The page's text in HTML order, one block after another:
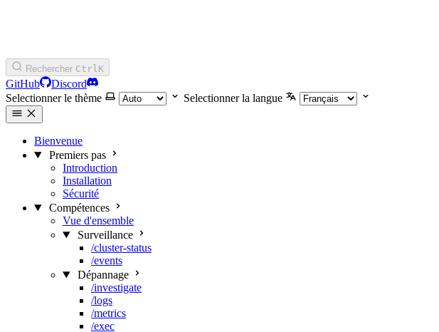
Rechercher CtrlK
GitHub
Discord
Selectionner le thème
Selectionner la langue
Bienvenue
Premiers pas
Introduction
Installation
Sécurité
Compétences
Vue d'ensemble
Surveillance
/cluster-status
/events
Dépannage
/investigate
/logs
/metrics
/exec